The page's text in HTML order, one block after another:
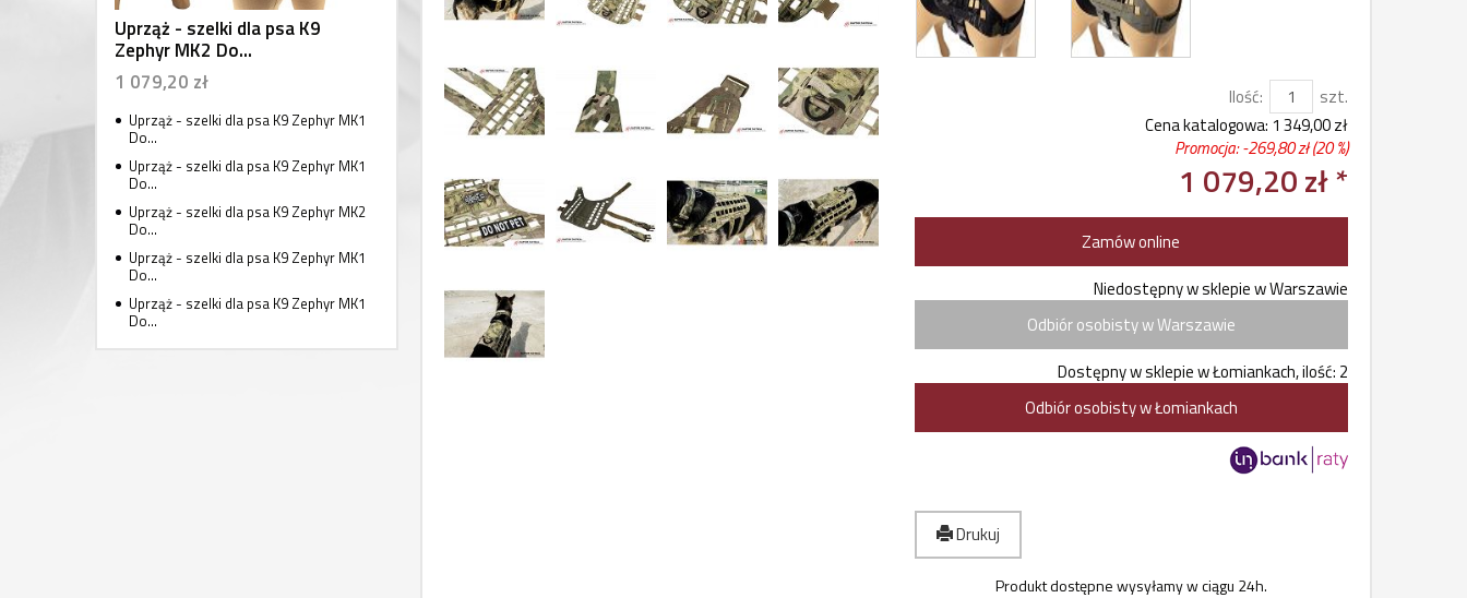
Ilość:
szt.
Cena katalogowa: 1 349,00 zł
Promocja: -269,80 zł(20 %)
1 079,20 zł *
Zamów online
Niedostępny w sklepie w Warszawie
Odbiór osobisty w Warszawie
Dostępny w sklepie w Łomiankach, ilość: 2
Odbiór osobisty w Łomiankach
Drukuj
Produkt dostępne wysyłamy w ciągu 24h.
Uprząż - szelki dla psa K9
Zephyr MK2 Do...
1 079,20 zł
Uprząż - szelki dla psa K9 Zephyr MK1
Do...
Uprząż - szelki dla psa K9 Zephyr MK1
Do...
Uprząż - szelki dla psa K9 Zephyr MK2
Do...
Uprząż - szelki dla psa K9 Zephyr MK1
Do...
Uprząż - szelki dla psa K9 Zephyr MK1
Do...